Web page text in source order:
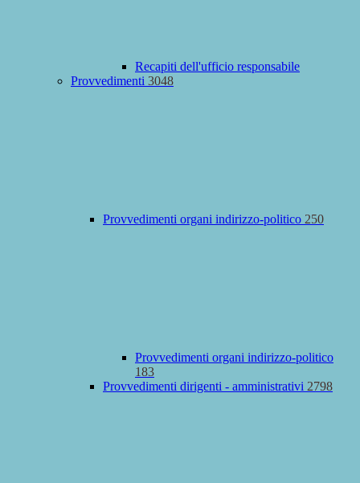
Recapiti dell'ufficio responsabile
Provvedimenti 3048
Provvedimenti organi indirizzo-politico 250
Provvedimenti organi indirizzo-politico
183
Provvedimenti dirigenti - amministrativi 2798